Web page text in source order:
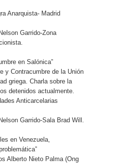
Anarquista- Madrid
Garrido-Zona
en Salónica”
y Contracumbre de la Unión
griega. Charla sobre la
detenidos actualmente.
Anticarcelarias
Garrido-Sala Brad Will.
en Venezuela,
Alberto Nieto Palma (Ong